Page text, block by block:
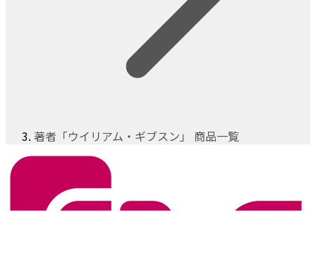
著者「ウイリアム・ギブスン」 商品一覧